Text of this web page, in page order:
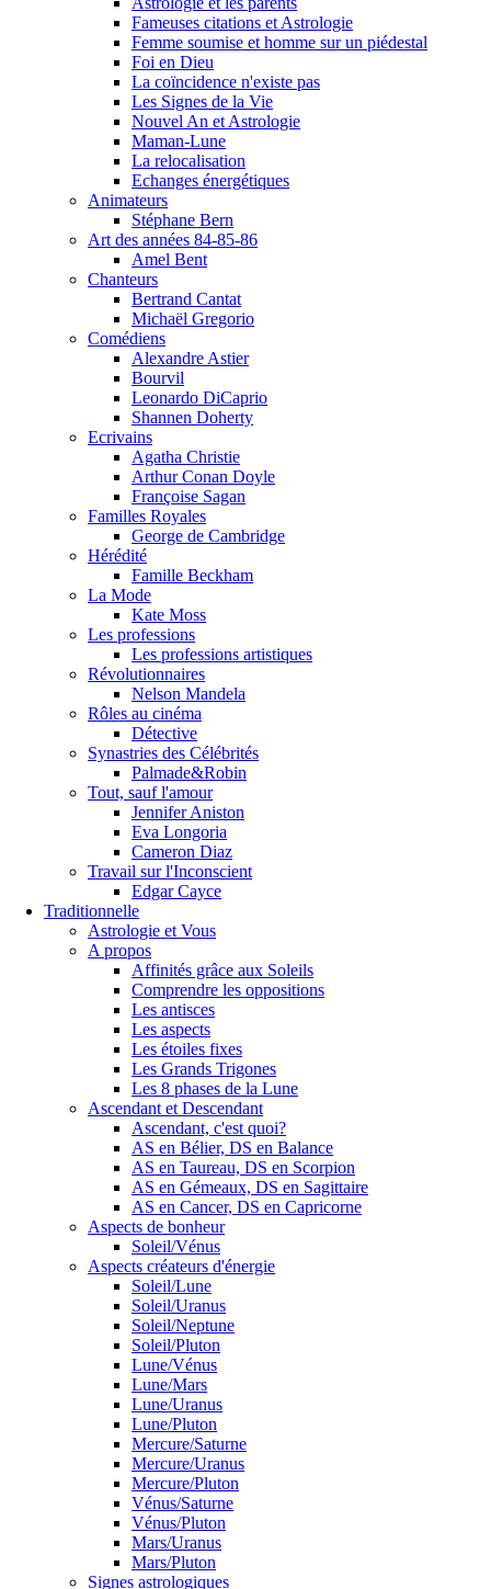
Fameuses citations et Astrologie
Femme soumise et homme sur un piédestal
Foi en Dieu
La coïncidence n'existe pas
Les Signes de la Vie
Nouvel An et Astrologie
Maman-Lune
La relocalisation
Echanges énergétiques
Animateurs
Stéphane Bern
Art des années 84-85-86
Amel Bent
Chanteurs
Bertrand Cantat
Michaël Gregorio
Comédiens
Alexandre Astier
Bourvil
Leonardo DiCaprio
Shannen Doherty
Ecrivains
Agatha Christie
Arthur Conan Doyle
Françoise Sagan
Familles Royales
George de Cambridge
Hérédité
Famille Beckham
La Mode
Kate Moss
Les professions
Les professions artistiques
Révolutionnaires
Nelson Mandela
Rôles au cinéma
Détective
Synastries des Célébrités
Palmade&Robin
Tout, sauf l'amour
Jennifer Aniston
Eva Longoria
Cameron Diaz
Travail sur l'Inconscient
Edgar Cayce
Traditionnelle
Astrologie et Vous
A propos
Affinités grâce aux Soleils
Comprendre les oppositions
Les antisces
Les aspects
Les étoiles fixes
Les Grands Trigones
Les 8 phases de la Lune
Ascendant et Descendant
Ascendant, c'est quoi?
AS en Bélier, DS en Balance
AS en Taureau, DS en Scorpion
AS en Gémeaux, DS en Sagittaire
AS en Cancer, DS en Capricorne
Aspects de bonheur
Soleil/Vénus
Aspects créateurs d'énergie
Soleil/Lune
Soleil/Uranus
Soleil/Neptune
Soleil/Pluton
Lune/Vénus
Lune/Mars
Lune/Uranus
Lune/Pluton
Mercure/Saturne
Mercure/Uranus
Mercure/Pluton
Vénus/Saturne
Vénus/Pluton
Mars/Uranus
Mars/Pluton
Signes astrologiques